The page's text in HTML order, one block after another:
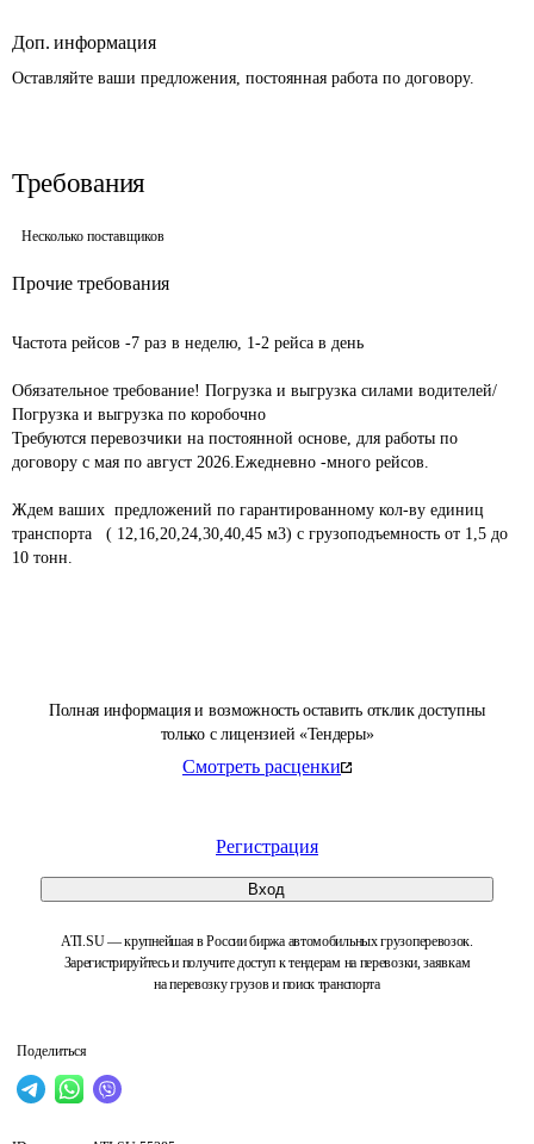
Полная информация и возможность оставить отклик доступны
только с лицензией «Тендеры»
Смотреть расценки
Регистрация
Вход
ATI.SU — крупнейшая в России биржа автомобильных грузоперевозок.
Зарегистрируйтесь и получите доступ к тендерам на перевозки, заявкам
на перевозку грузов и поиск транспорта
Поделиться
Доп. информация
Оставляйте ваши предложения, постоянная работа по договору.
Требования
Несколько поставщиков
Прочие требования
Частота рейсов -7 раз в неделю, 1-2 рейса в день
Обязательное требование! Погрузка и выгрузка силами водителей/
Погрузка и выгрузка по коробочно
Требуются перевозчики на постоянной основе, для работы по
договору с мая по август 2026.Ежедневно -много рейсов.
Ждем ваших  предложений по гарантированному кол-ву единиц
транспорта   ( 12,16,20,24,30,40,45 м3) с грузоподъемность от 1,5 до
10 тонн.